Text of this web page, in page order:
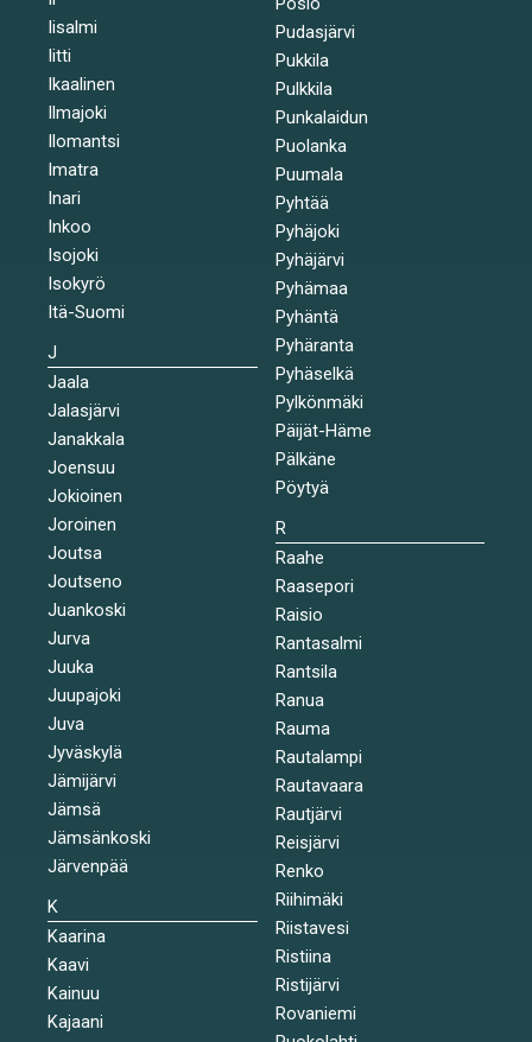
Iisalmi
Iitti
Ikaalinen
Ilmajoki
Ilomantsi
Imatra
Inari
Inkoo
Isojoki
Isokyrö
Itä-Suomi
J
Jaala
Jalasjärvi
Janakkala
Joensuu
Jokioinen
Joroinen
Joutsa
Joutseno
Juankoski
Jurva
Juuka
Juupajoki
Juva
Jyväskylä
Jämijärvi
Jämsä
Jämsänkoski
Järvenpää
K
Kaarina
Kaavi
Kainuu
Kajaani
Pudasjärvi
Pukkila
Pulkkila
Punkalaidun
Puolanka
Puumala
Pyhtää
Pyhäjoki
Pyhäjärvi
Pyhämaa
Pyhäntä
Pyhäranta
Pyhäselkä
Pylkönmäki
Päijät-Häme
Pälkäne
Pöytyä
R
Raahe
Raasepori
Raisio
Rantasalmi
Rantsila
Ranua
Rauma
Rautalampi
Rautavaara
Rautjärvi
Reisjärvi
Renko
Riihimäki
Riistavesi
Ristiina
Ristijärvi
Rovaniemi